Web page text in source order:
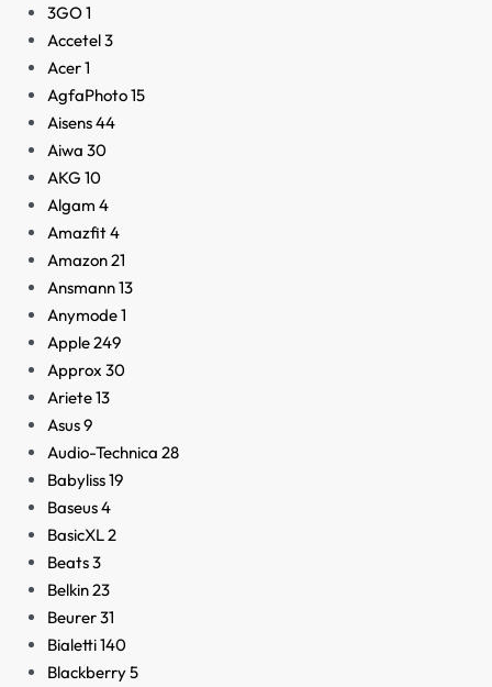
3GO1
Accetel3
Acer1
AgfaPhoto15
Aisens44
Aiwa 30
AKG 10
Algam 4
Amazfit4
Amazon21
Ansmann13
Anymode1
Apple249
Approx 30
Ariete13
Asus9
Audio-Technica 28
Babyliss19
Baseus4
BasicXL2
Beats3
Belkin23
Beurer31
Bialetti140
Blackberry5